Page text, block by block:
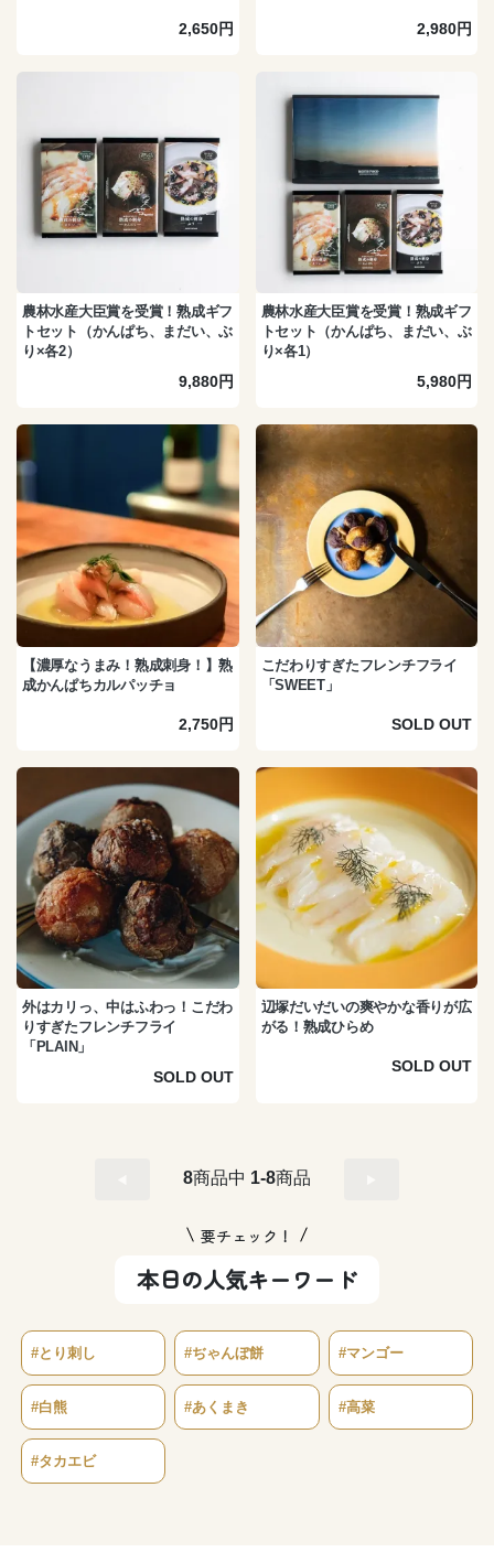
2,650円 2,980円
農林水産大臣賞を受賞！熟成ギフ
トセット（かんぱち、まだい、ぶ
り×各2）
9,880円
農林水産大臣賞を受賞！熟成ギフ
トセット（かんぱち、まだい、ぶ
り×各1）
5,980円
【濃厚なうまみ！熟成刺身！】熟
成かんぱちカルパッチョ
2,750円
こだわりすぎたフレンチフライ
「SWEET」
SOLD OUT
外はカリっ、中はふわっ！こだわ
りすぎたフレンチフライ
「PLAIN」
SOLD OUT
辺塚だいだいの爽やかな香りが広
がる！熟成ひらめ
SOLD OUT
8商品中 1-8商品
要チェック！
本日の人気キーワード
#とり刺し #ぢゃんぼ餅 #マンゴー
#白熊 #あくまき #高菜
#タカエビ